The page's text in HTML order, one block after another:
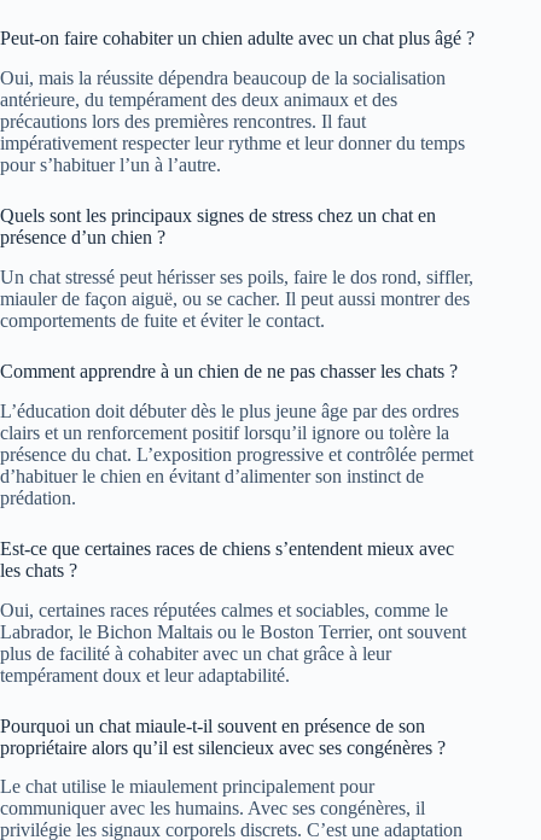
Peut-on faire cohabiter un chien adulte avec un chat plus âgé ?
Oui, mais la réussite dépendra beaucoup de la socialisation
antérieure, du tempérament des deux animaux et des
précautions lors des premières rencontres. Il faut
impérativement respecter leur rythme et leur donner du temps
pour s’habituer l’un à l’autre.
Quels sont les principaux signes de stress chez un chat en
présence d’un chien ?
Un chat stressé peut hérisser ses poils, faire le dos rond, siffler,
miauler de façon aiguë, ou se cacher. Il peut aussi montrer des
comportements de fuite et éviter le contact.
Comment apprendre à un chien de ne pas chasser les chats ?
L’éducation doit débuter dès le plus jeune âge par des ordres
clairs et un renforcement positif lorsqu’il ignore ou tolère la
présence du chat. L’exposition progressive et contrôlée permet
d’habituer le chien en évitant d’alimenter son instinct de
prédation.
Est-ce que certaines races de chiens s’entendent mieux avec
les chats ?
Oui, certaines races réputées calmes et sociables, comme le
Labrador, le Bichon Maltais ou le Boston Terrier, ont souvent
plus de facilité à cohabiter avec un chat grâce à leur
tempérament doux et leur adaptabilité.
Pourquoi un chat miaule-t-il souvent en présence de son
propriétaire alors qu’il est silencieux avec ses congénères ?
Le chat utilise le miaulement principalement pour
communiquer avec les humains. Avec ses congénères, il
privilégie les signaux corporels discrets. C’est une adaptation